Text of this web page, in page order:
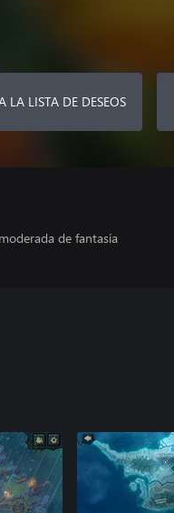
LA LISTA DE DESEOS
de fantasía